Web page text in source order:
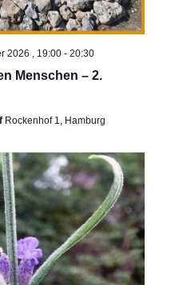
Menschen – 2.
2026 , 19:00- 20:30
Rockenhof 1, Hamburg